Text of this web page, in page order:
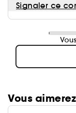
Signaler ce
Vous